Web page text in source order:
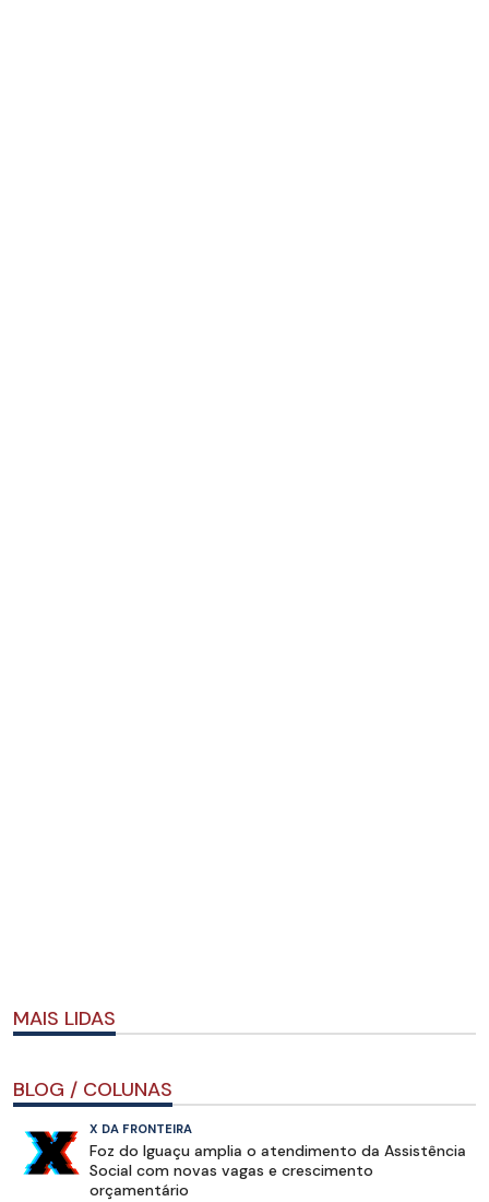
MAIS LIDAS
BLOG / COLUNAS
X DA FRONTEIRA
Foz do Iguaçu amplia o atendimento da Assistência
Social com novas vagas e crescimento
orçamentário